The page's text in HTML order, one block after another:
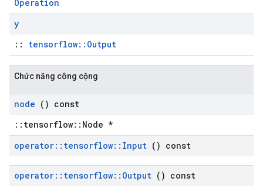
Operation
y
:: tensorflow::Output
Chức năng công cộng
node () const
::tensorflow::Node *
operator:: tensorflow:: Input () const
operator:: tensorflow:: Output () const